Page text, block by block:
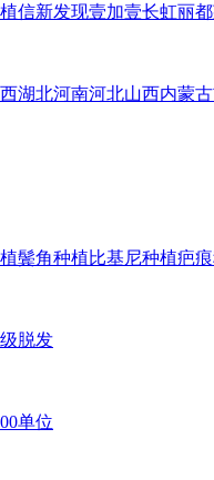
植信新发现壹加壹长虹丽都
湖北河南河北山西内蒙古
鬓角种植比基尼种植疤
脱发
单位